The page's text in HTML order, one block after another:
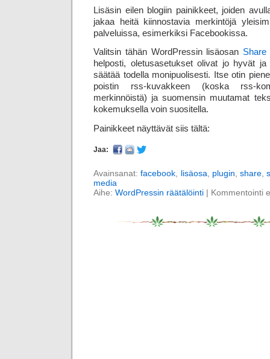
Lisäsin eilen blogiin painikkeet, joiden
jakaa heitä kiinnostavia merkintöjä
palveluissa, esimerkiksi Facebookissa.
Valitsin tähän WordPressin lisäosan Share
helposti, oletusasetukset olivat jo hyvät
säätää todella monipuolisesti. Itse otin
poistin rss-kuvakkeen (koska rss-
merkinnöistä) ja suomensin muutamat
kokemuksella voin suositella.
Painikkeet näyttävät siis tältä:
Jaa:
Avainsanat:facebook, lisäosa, plugin, share,
media
Aihe: WordPressin räätälöinti | Kommentointi